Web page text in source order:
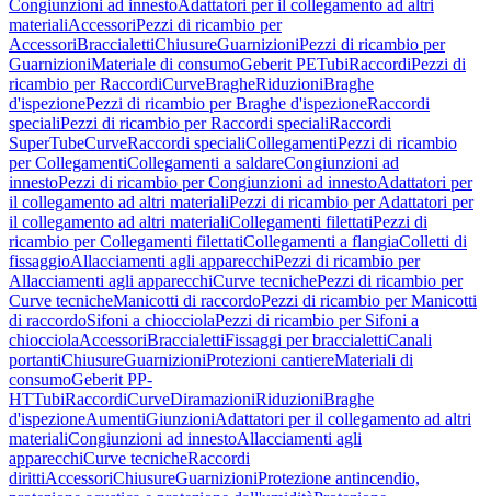
Congiunzioni ad innestoAdattatori per il collegamento ad altri
materialiAccessoriPezzi di ricambio per
AccessoriBraccialettiChiusureGuarnizioniPezzi di ricambio per
GuarnizioniMateriale di consumoGeberit PETubiRaccordiPezzi di
ricambio per RaccordiCurveBragheRiduzioniBraghe
d'ispezionePezzi di ricambio per Braghe d'ispezioneRaccordi
specialiPezzi di ricambio per Raccordi specialiRaccordi
SuperTubeCurveRaccordi specialiCollegamentiPezzi di ricambio
per CollegamentiCollegamenti a saldareCongiunzioni ad
innestoPezzi di ricambio per Congiunzioni ad innestoAdattatori per
il collegamento ad altri materialiPezzi di ricambio per Adattatori per
il collegamento ad altri materialiCollegamenti filettatiPezzi di
ricambio per Collegamenti filettatiCollegamenti a flangiaColletti di
fissaggioAllacciamenti agli apparecchiPezzi di ricambio per
Allacciamenti agli apparecchiCurve tecnichePezzi di ricambio per
Curve tecnicheManicotti di raccordoPezzi di ricambio per Manicotti
di raccordoSifoni a chiocciolaPezzi di ricambio per Sifoni a
chiocciolaAccessoriBraccialettiFissaggi per braccialettiCanali
portantiChiusureGuarnizioniProtezioni cantiereMateriali di
consumoGeberit PP-
HTTubiRaccordiCurveDiramazioniRiduzioniBraghe
d'ispezioneAumentiGiunzioniAdattatori per il collegamento ad altri
materialiCongiunzioni ad innestoAllacciamenti agli
apparecchiCurve tecnicheRaccordi
dirittiAccessoriChiusureGuarnizioniProtezione antincendio,